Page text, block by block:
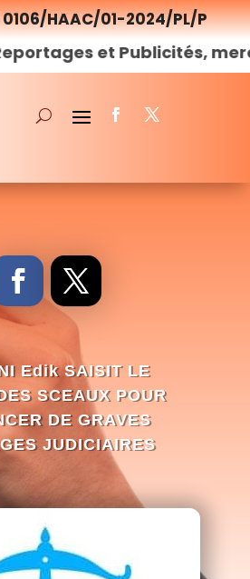
0106/HAAC/01-2024/PL/P
et Publicités, merci denous
Edik SAISIT LE
SCEAUX POUR
DE GRAVES
JUDICIAIRES